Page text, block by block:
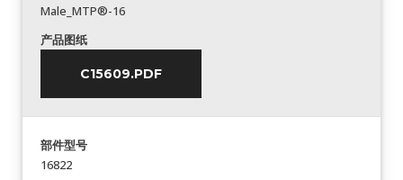
Male_MTP®-16
产品图纸
C15609.PDF
部件型号
16822